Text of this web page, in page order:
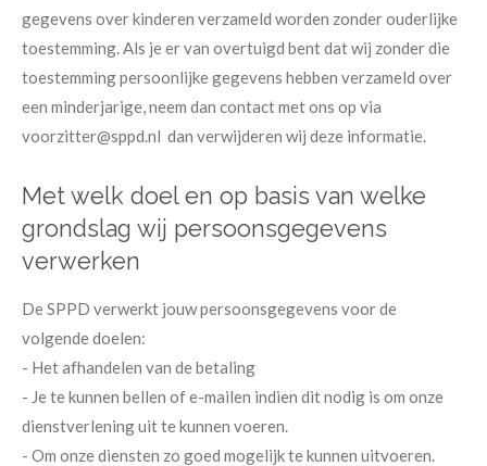
gegevens over kinderen verzameld worden zonder ouderlijke
toestemming. Als je er van overtuigd bent dat wij zonder die
toestemming persoonlijke gegevens hebben verzameld over
een minderjarige, neem dan contact met ons op via
voorzitter@sppd.nl dan verwijderen wij deze informatie.
Met welk doel en op basis van welke
grondslag wij persoonsgegevens
verwerken
De SPPD verwerkt jouw persoonsgegevens voor de
volgende doelen:
- Het afhandelen van de betaling
- Je te kunnen bellen of e-mailen indien dit nodig is om onze
dienstverlening uit te kunnen voeren.
- Om onze diensten zo goed mogelijk te kunnen uitvoeren.